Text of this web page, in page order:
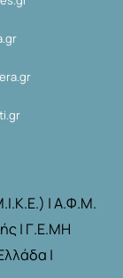
| Α.Φ.Μ.
| Γ.Ε.ΜΗ
|